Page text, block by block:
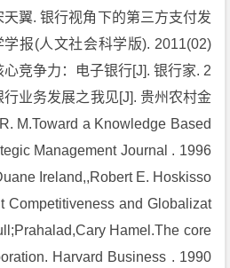
翼. 银行视角下的第三方支付发
报(人文社会科学版). 2011(02)
竞争力：电子银行[J]. 银行家. 2
业务发展之我见[J]. 贵州农村金
M.Toward a Knowledge Based
Management Journal . 1996
Ireland,,Robert E. Hoskisso
Competitiveness and Globalizat
Hamel.The core
Harvard Business . 1990